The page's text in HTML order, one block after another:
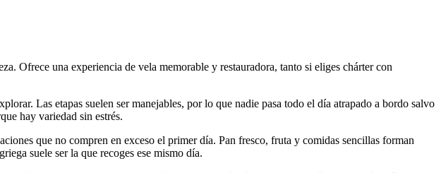
Ofrece una experiencia de vela memorable y restauradora, tanto si eliges chárter con
Las etapas suelen ser manejables, por lo que nadie pasa todo el día atrapado a bordo salvo
hay variedad sin estrés.
que no compren en exceso el primer día. Pan fresco, fruta y comidas sencillas forman
suele ser la que recoges ese mismo día.